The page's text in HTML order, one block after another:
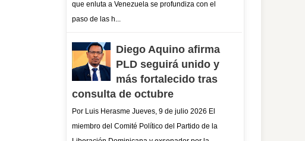
que enluta a Venezuela se profundiza con el
paso de las h...
Diego Aquino afirma
PLD seguirá unido y
más fortalecido tras
consulta de octubre
Por Luis Herasme Jueves, 9 de julio 2026 El
miembro del Comité Político del Partido de la